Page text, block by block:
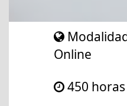
Online
450 horas